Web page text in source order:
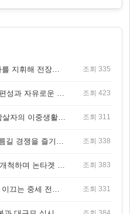
조회 335
조회 423
조회 311
조회 338
조회 383
조회 331